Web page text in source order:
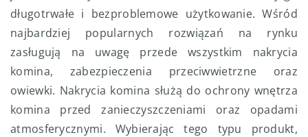
długotrwałe i bezproblemowe użytkowanie. Wśród
najbardziej popularnych rozwiązań na rynku
zasługują na uwagę przede wszystkim nakrycia
komina, zabezpieczenia przeciwwietrzne oraz
owiewki. Nakrycia komina służą do ochrony wnętrza
komina przed zanieczyszczeniami oraz opadami
atmosferycznymi. Wybierając tego typu produkt,